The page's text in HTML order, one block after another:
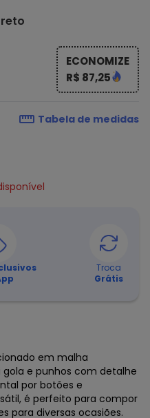
ECONOMIZE
R$ 87,25
Tabela de medidas
Troca
Grátis
em malha
e punhos com detalhe
por botões e
é perfeito para compor
para diversas ocasiões.